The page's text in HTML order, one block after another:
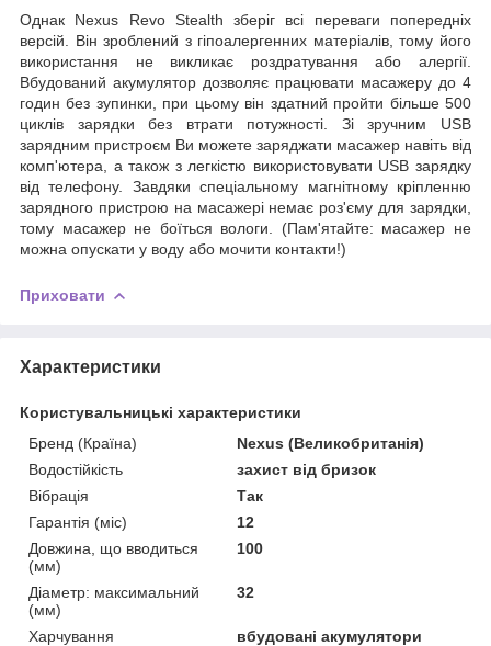
Однак Nexus Revo Stealth зберіг всі переваги попередніх
версій. Він зроблений з гіпоалергенних матеріалів, тому його
використання не викликає роздратування або алергії.
Вбудований акумулятор дозволяє працювати масажеру до 4
годин без зупинки, при цьому він здатний пройти більше 500
циклів зарядки без втрати потужності. Зі зручним USB
зарядним пристроєм Ви можете заряджати масажер навіть від
комп'ютера, а також з легкістю використовувати USB зарядку
від телефону. Завдяки спеціальному магнітному кріпленню
зарядного пристрою на масажері немає роз'єму для зарядки,
тому масажер не боїться вологи. (Пам'ятайте: масажер не
можна опускати у воду або мочити контакти!)
Приховати
Характеристики
Користувальницькі характеристики
Бренд (Країна)
Nexus (Великобританія)
Водостійкість
захист від бризок
Вібрація
Так
Гарантія (міс)
12
Довжина, що вводиться
(мм)
100
Діаметр: максимальний
(мм)
32
Харчування
вбудовані акумулятори